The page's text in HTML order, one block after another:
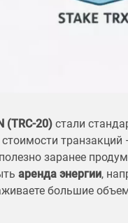
(TRC-20) стали
заранее
аренда энергии,
большие